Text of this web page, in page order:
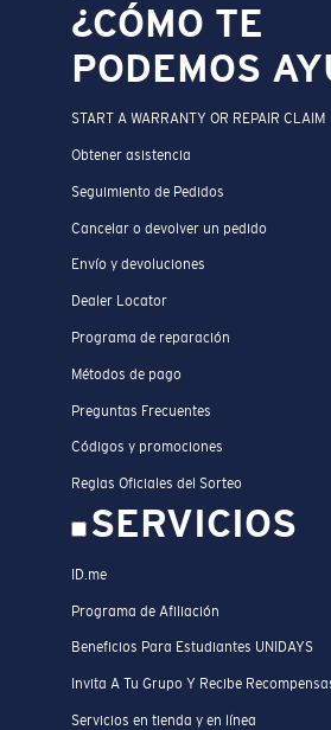
¿CÓMO TE
PODEMOS
START A WARRANTY OR REPAIR CLAIM
Obtener asistencia
Seguimiento de Pedidos
Cancelar o devolver un pedido
Envío y devoluciones
Dealer Locator
Programa de reparación
Métodos de pago
Preguntas Frecuentes
Códigos y promociones
Reglas Oficiales del Sorteo
SERVICIOS
ID.me
Programa de Afiliación
Beneficios Para Estudiantes UNIDAYS
Invita A Tu Grupo Y Recibe
Servicios en tienda y en línea